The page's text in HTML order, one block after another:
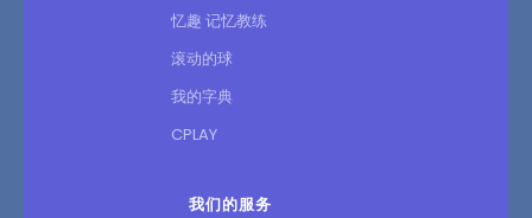
忆趣 记忆教练
滚动的球
我的字典
CPLAY
我们的服务